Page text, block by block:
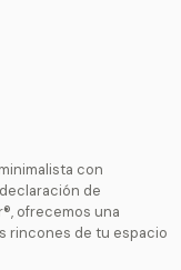
con
de
ofrecemos una
rincones de tu espacio